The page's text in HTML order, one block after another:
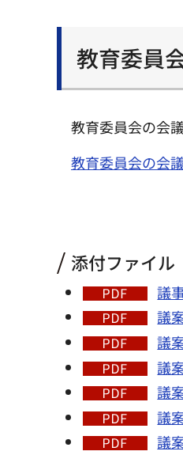
教育委員
教育委員会の会
教育委員会の会
添付ファイル
議
議
議
議
議
議
議